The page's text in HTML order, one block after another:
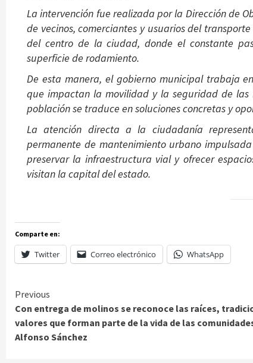
La intervención fue realizada por la Dirección de
de vecinos, comerciantes y usuarios del
del centro de la ciudad, donde el constante
superficie de rodamiento.
De esta manera, el gobierno municipal trabaja
que impactan la movilidad y la seguridad de
población se traduce en soluciones concretas y
La atención directa a la ciudadanía
permanente de mantenimiento urbano
preservar la infraestructura vial y ofrecer
visitan la capital del estado.
Comparte en:
Twitter Correo electrónico WhatsApp
Continue
Reading
Previous
Con entrega de molinos se reconoce las raíces,
valores que forman parte de la vida de las
Alfonso Sánchez